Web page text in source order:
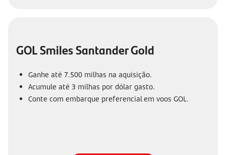
GOL Smiles Santander Gold
Ganhe até 7.500 milhas na aquisição.
Acumule até 3 milhas por dólar gasto.
Conte com embarque preferencial em voos GOL.